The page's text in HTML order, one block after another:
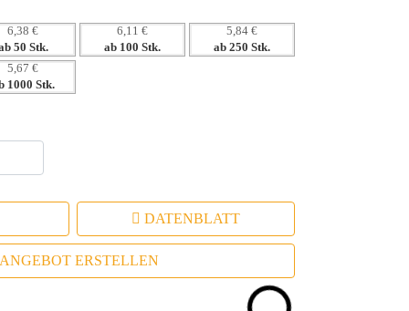
6,38 €
50 Stk.
6,11 €
ab 100 Stk.
5,84 €
ab 250 Stk.
5,67 €
1000 Stk.
DATENBLATT
ANGEBOT ERSTELLEN